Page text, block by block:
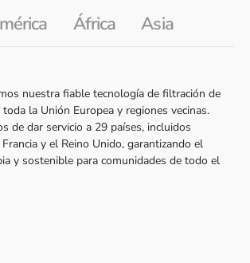
África Asia
nuestra fiable tecnología de filtración de
la Unión Europea y regiones vecinas.
de dar servicio a 29 países, incluidos
y el Reino Unido, garantizando el
y sostenible para comunidades de todo el